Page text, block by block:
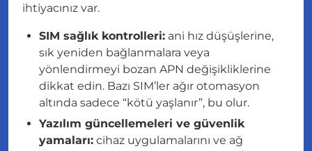
ihtiyacınız var.
SIM sağlık kontrolleri: ani hız düşüşlerine,
sık yeniden bağlanmalara veya
yönlendirmeyi bozan APN değişikliklerine
dikkat edin. Bazı SIM’ler ağır otomasyon
altında sadece “kötü yaşlanır”, bu olur.
Yazılım güncellemeleri ve güvenlik
yamaları: cihaz uygulamalarını ve ağ